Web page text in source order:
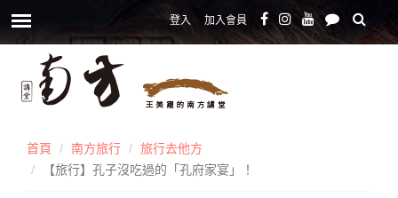
登入 加入會員
首頁 南方旅行
旅行去他方
【旅行】孔子沒吃過的「孔府家宴」！